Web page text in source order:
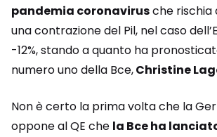
pandemia coronavirusche rischia
una contrazione del Pil, nel caso
-12%, stando a quanto ha
numero uno della Bce,Christine
Non è certo la prima volta che la
oppone al QE che la Bce ha